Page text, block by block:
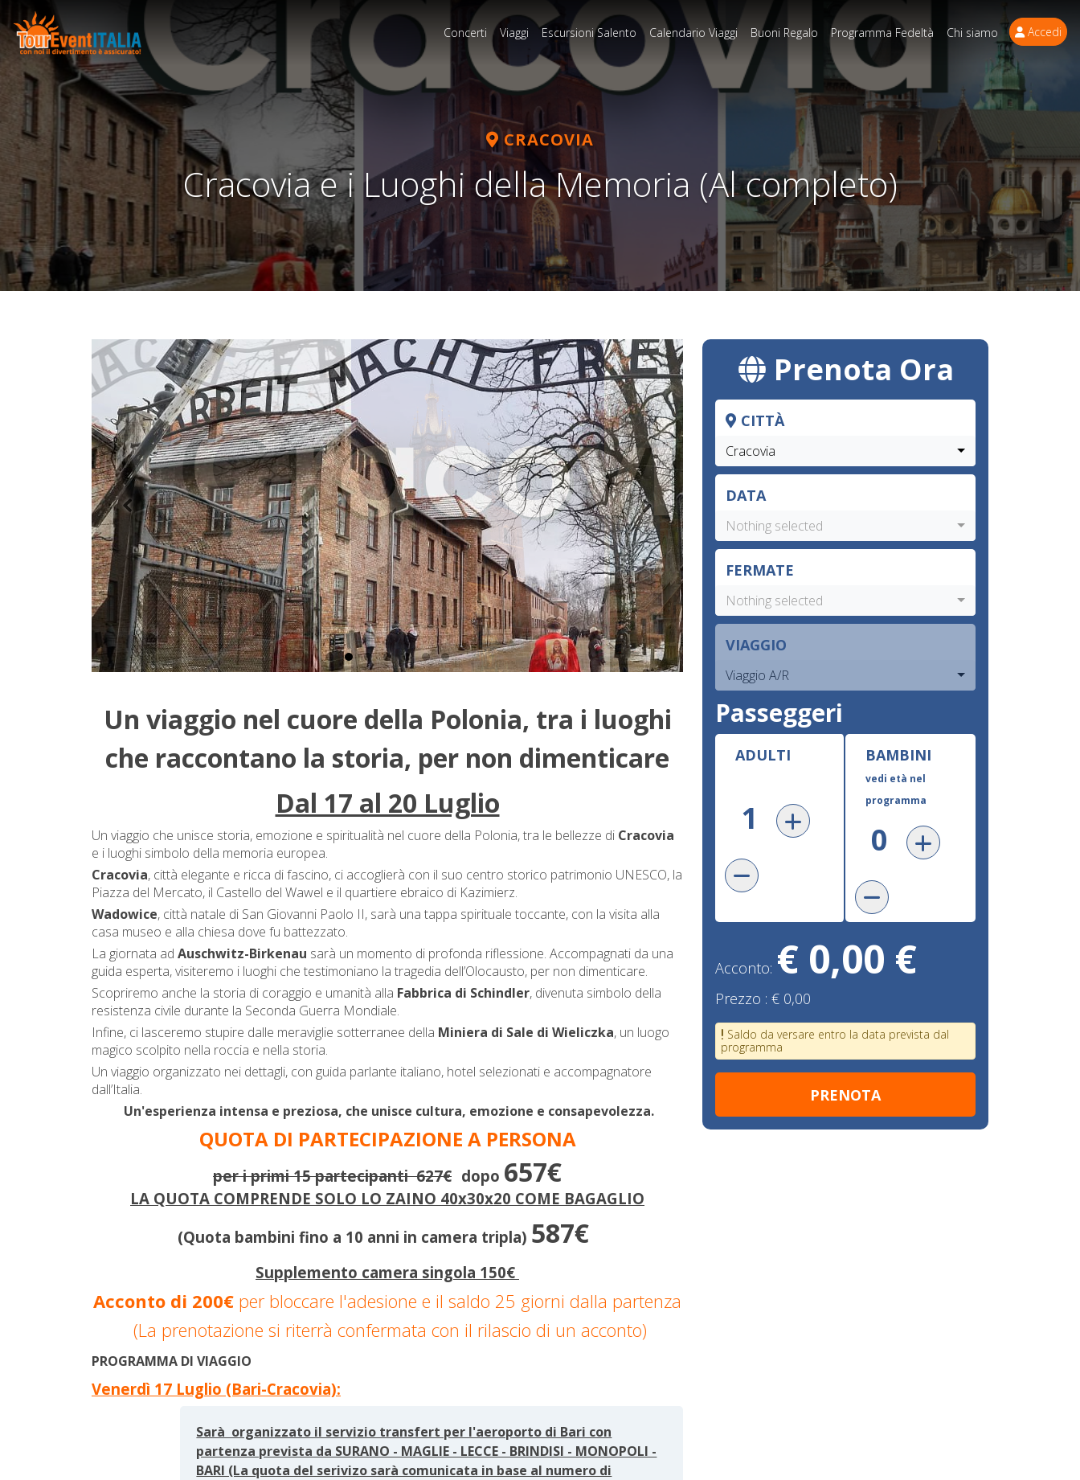
Concerti Viaggi Escursioni Salento Calendario Viaggi Buoni Regalo Programma Fedeltà Chi siamo Accedi
CRACOVIA
Cracovia e i Luoghi della Memoria (Al completo)
Un viaggio nel cuore della Polonia, tra i luoghi
che raccontano la storia, per non dimenticare
Dal 17 al 20 Luglio
Un viaggio che unisce storia, emozione e spiritualità nel cuore della Polonia, tra le bellezze di Cracovia
e i luoghi simbolo della memoria europea.
Cracovia, città elegante e ricca di fascino, ci accoglierà con il suo centro storico patrimonio UNESCO, la
Piazza del Mercato, il Castello del Wawel e il quartiere ebraico di Kazimierz.
Wadowice, città natale di San Giovanni Paolo II, sarà una tappa spirituale toccante, con la visita alla
casa museo e alla chiesa dove fu battezzato.
La giornata ad Auschwitz-Birkenau sarà un momento di profonda riflessione. Accompagnati da una
guida esperta, visiteremo i luoghi che testimoniano la tragedia dell’Olocausto, per non dimenticare.
Scopriremo anche la storia di coraggio e umanità alla Fabbrica di Schindler, divenuta simbolo della
resistenza civile durante la Seconda Guerra Mondiale.
Infine, ci lasceremo stupire dalle meraviglie sotterranee della Miniera di Sale di Wieliczka, un luogo
magico scolpito nella roccia e nella storia.
Un viaggio organizzato nei dettagli, con guida parlante italiano, hotel selezionati e accompagnatore
dall’Italia.
Un'esperienza intensa e preziosa, che unisce cultura, emozione e consapevolezza.
QUOTA DI PARTECIPAZIONE A PERSONA
per i primi 15 partecipanti 627€ dopo 657€
LA QUOTA COMPRENDE SOLO LO ZAINO 40x30x20 COME BAGAGLIO
(Quota bambini fino a 10 anni in camera tripla) 587€
Supplemento camera singola 150€
Acconto di 200€ per bloccare l'adesione e il saldo 25 giorni dalla partenza
(La prenotazione si riterrà confermata con il rilascio di un acconto)
PROGRAMMA DI VIAGGIO
Venerdì 17 Luglio (Bari-Cracovia):
Sarà organizzato il servizio transfert per l'aeroporto di Bari con
partenza prevista da SURANO - MAGLIE - LECCE - BRINDISI - MONOPOLI -
BARI (La quota del serivizo sarà comunicata in base al numero di
Prenota Ora
CITTÀ
Cracovia
DATA
Nothing selected
FERMATE
Nothing selected
VIAGGIO
Viaggio A/R
Passeggeri
ADULTI BAMBINI
vedi età nel
programma
Acconto: € 0,00 €
Prezzo : € 0,00
Saldo da versare entro la data prevista dal
programma